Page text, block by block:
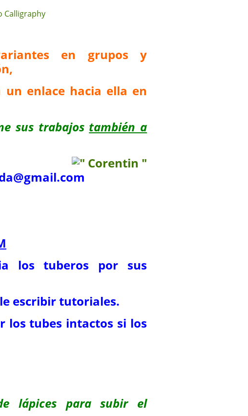
en grupos y
enlace hacia ella en
sus trabajos también a
los tuberos por sus
escribir tutoriales.
los tubes intactos si los
lápices para subir el